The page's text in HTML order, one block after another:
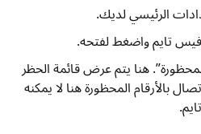
الرئيسي لديك.
تايم واضغط لفتحه.
هنا يتم عرض قائمة الحظر
بالأرقام المحظورة هنا لا يمكنه